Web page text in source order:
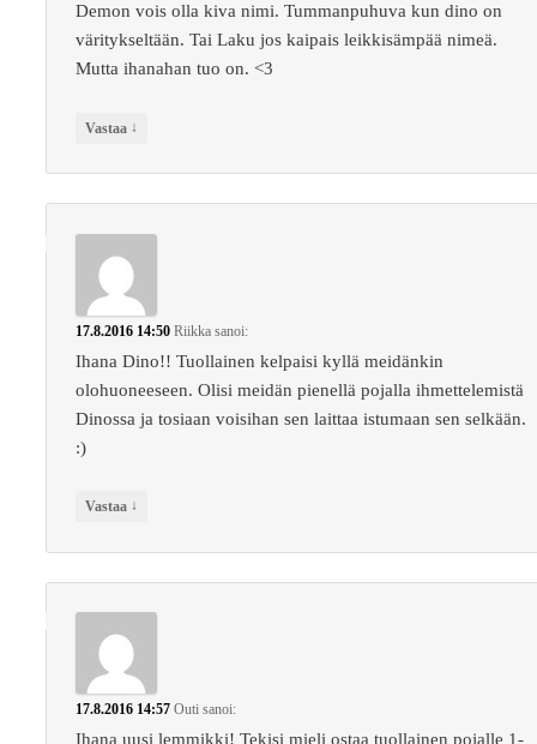
Demon vois olla kiva nimi. Tummanpuhuva kun dino on
väritykseltään. Tai Laku jos kaipais leikkisämpää nimeä.
Mutta ihanahan tuo on. <3
Vastaa ↓
17.8.2016 14:50 Riikka sanoi:
Ihana Dino!! Tuollainen kelpaisi kyllä meidänkin
olohuoneeseen. Olisi meidän pienellä pojalla ihmettelemistä
Dinossa ja tosiaan voisihan sen laittaa istumaan sen selkään.
:)
Vastaa ↓
17.8.2016 14:57 Outi sanoi:
Ihana uusi lemmikki! Tekisi mieli ostaa tuollainen pojalle 1-